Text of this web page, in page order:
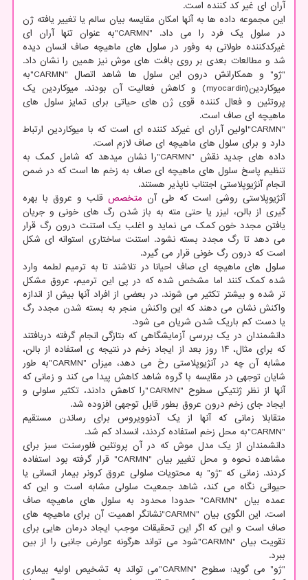
آران ای غیر کد کننده است.
این مجموعه داده ها به آنها امکان مقایسه بیان سالم یا تغییر یافته ژن
در سلول یک فرد را می داد. "CARMN"به عنوان تنها آران ای
غیرکدکننده طولانی به وفور در سلول های ماهیچه صاف انسان دیده
شد و مطالعات بعدی بر روی بافت های موش نیز همین را نشان داد.
"ژو" و همکارانش درون این سلول ها شاهد اتصال "CARMN"به
میوکاردین(myocardin) و کاهش فعالیت آن بودند. میوکاردین یک
پروتئین و فعال کننده قوی ژن های حیاتی برای تمایز سلول های
ماهیچه ای صاف است.
"CARMN"اولین آران ای غیرکد کننده ای است که با میوکاردین ارتباط
دارد و برای سلول های ماهیچه ای صاف لازم است.
داده های جدید نقش "CARMN"را نشان میدهد که شامل کمک به
تنظیم پاسخ سلول های ماهیچه ای صاف به زخم ها است که در ضمن
انجام آنژیوپلاستی اجتناب ناپذیر هستند.
آنژیوپلاستی روشی است که طی آن متخصص قلب و عروق با بهره
گیری از بالن، لیزر یا حتی مته به باز شدن رگ های خونی و جریان
یافتن مجدد خون کمک می نماید و اغلب یک استنت درون رگ قرار
می دهد تا رگ مجدد بسته نشود. استنت ساختاری استوانه ای شکل
است که درون رگ خونی قرار می گیرد.
سلول های ماهیچه ای صاف احیانا در تلاشند تا به ترمیم لطمه وارد
شده کمک کنند اما مشخص شده که در پی این ترمیم، عروق مشکل
تر شده و بیشتر تکثیر می شوند. در بعضی از افراد آنها بیش از اندازه
واکنش نشان می دهند که این واکنش منجر به بسته شدن مجدد رگ
یا دست کم باریک شدن شریان می شود.
دانشمندان در یک بررسی آزمایشگاهی که بتازگی انجام گرفته دریافتند
که برای مثال، ۱۴ روز بعد از ایجاد زخم در نتیجه ی استفاده از بالن،
مشابه آن چه در آنژیوپلاستی رخ می دهد، میزان "CARMN"به طور
شایان توجهی در مقایسه با گروه شاهد کاهش پیدا می کند و زمانی که
آنها از نظر ژنتیکی سطوح "CARMN"را کاهش دادند، تکثیر سلولی و
ایجاد جای زخم درون عروق بطور قابل توجهی افزوده شد.
متقابلا زمانی که آنها از یک آدنوویروس برای رساندن مستقیم
"CARMN"به محل زخم استفاده کردند، انسداد کم شد.
دانشمندان از یک مدل موش که در آن پروتئین فلورسنت سبز برای
مشاهده نحوه و محل تغییر بیان "CARMN" قرار گرفته بود استفاده
کردند. زمانی که "ژو" به محتویات سلولی عروق کرونر بیمار انسانی یا
حیوانی نگاه می کند، شاهد جمعیت سلولی مشابه است و این که
عمده بیان "CARMN" حدودا محدود به سلول های ماهیچه صاف
است. این الگوی بیان "CARMN"نشانگر اهمیت آن برای ماهیچه های
صاف است و این که اگر این تحقیقات موجب ایجاد درمان هایی برای
تقویت بیان "CARMN"شود می تواند هرگونه عوارض جانبی را از بین
ببرد.
"ژو" می گوید: سطوح "CARMN"می تواند به تشخیص اولیه بیماری